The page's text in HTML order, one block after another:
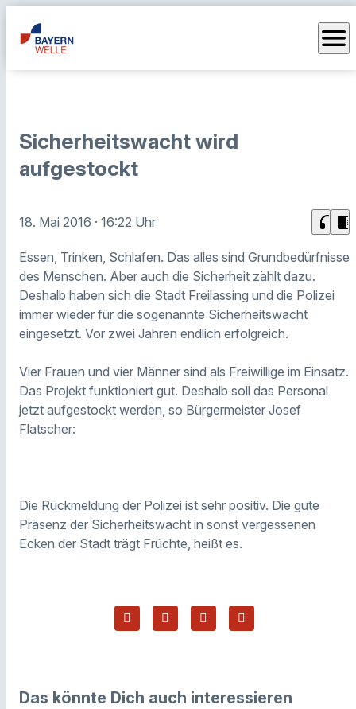
menu
Sicherheitswacht wird
aufgestockt
18. Mai 2016 · 16:22 Uhr headphones chrome_reader_mode
Essen, Trinken, Schlafen. Das alles sind Grundbedürfnisse
des Menschen. Aber auch die Sicherheit zählt dazu.
Deshalb haben sich die Stadt Freilassing und die Polizei
immer wieder für die sogenannte Sicherheitswacht
eingesetzt. Vor zwei Jahren endlich erfolgreich.
Vier Frauen und vier Männer sind als Freiwillige im Einsatz.
Das Projekt funktioniert gut. Deshalb soll das Personal
jetzt aufgestockt werden, so Bürgermeister Josef
Flatscher:
Die Rückmeldung der Polizei ist sehr positiv. Die gute
Präsenz der Sicherheitswacht in sonst vergessenen
Ecken der Stadt trägt Früchte, heißt es.
Das könnte Dich auch interessieren